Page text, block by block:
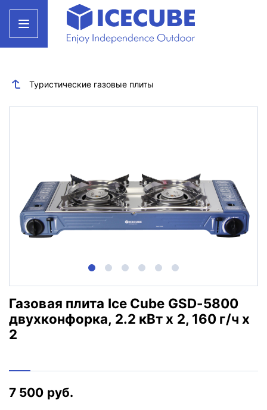
Туристические газовые плиты
Газовая плита Ice Cube GSD-5800
двухконфорка, 2.2 кВт х 2, 160 г/ч х
2
7 500 руб.